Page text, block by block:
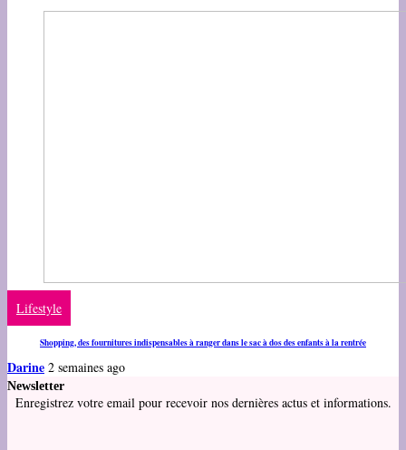
Lifestyle
Shopping, des fournitures indispensables à ranger dans le sac à dos des enfants à la rentrée
Darine 2 semaines ago
Newsletter
Enregistrez votre email pour recevoir nos dernières actus et informations.